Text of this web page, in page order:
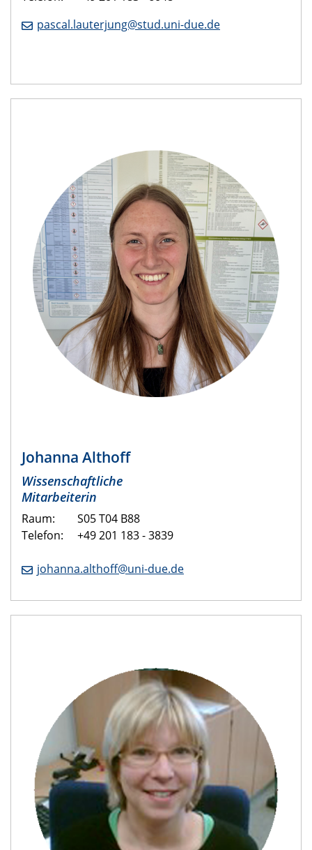
pascal.lauterjung@stud.uni-due.de
Johanna Althoff
Wissenschaftliche
Mitarbeiterin
Raum: S05 T04 B88
Telefon: +49 201 183 - 3839
johanna.althoff@uni-due.de